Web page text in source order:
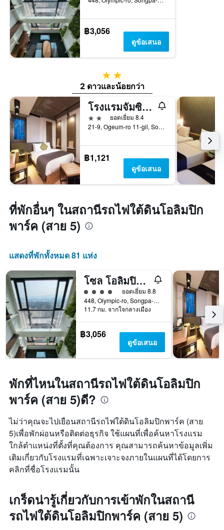
฿3,056
ดูข้อเสนอ
2 ดาว
2 ดาวและน้อยกว่า
โรงแรมจัมซิล ดีไลท์
2 ดาว
ยอดเยี่ยม 8.4
21-9, Ogeum-ro 11-gil, Songpa-gu, โซล, เกาหลีใต้
฿1,121
ดูข้อเสนอ
ที่พักอื่นๆ ในสถานีรถไฟใต้ดินโอลิมปิก
พาร์ค (สาย 5)
แสดงที่พักทั้งหมด 81 แห่ง
โซล โอลิมปิก พาร์คเทล
ให้ 4 ดาว
ยอดเยี่ยม 8.8
448, Olympic-ro, Songpa-gu, โซล, เกาหลีใต้
11.7 กม. จากใจกลางเมือง
฿3,056
ดูข้อเสนอ
พักที่ไหนในสถานีรถไฟใต้ดินโอลิมปิก
พาร์ค (สาย 5)ดี?
ไม่ว่าคุณจะไปเยือนสถานีรถไฟใต้ดินโอลิมปิกพาร์ค (สาย
5)เพื่อพักผ่อนหรือติดต่อธุรกิจ ใช้แผนที่เพื่อค้นหาโรงแรม
ใกล้ตำแหน่งที่ตั้งที่คุณต้องการ คุณสามารถค้นหาข้อมูลเพิ่ม
เติมเกี่ยวกับโรงแรมที่เฉพาะเจาะจงภายในแผนที่ได้โดยการ
คลิกที่ชื่อโรงแรมนั้น
เกร็ดน่ารู้เกี่ยวกับการเข้าพักในสถานี
รถไฟใต้ดินโอลิมปิกพาร์ค (สาย 5)